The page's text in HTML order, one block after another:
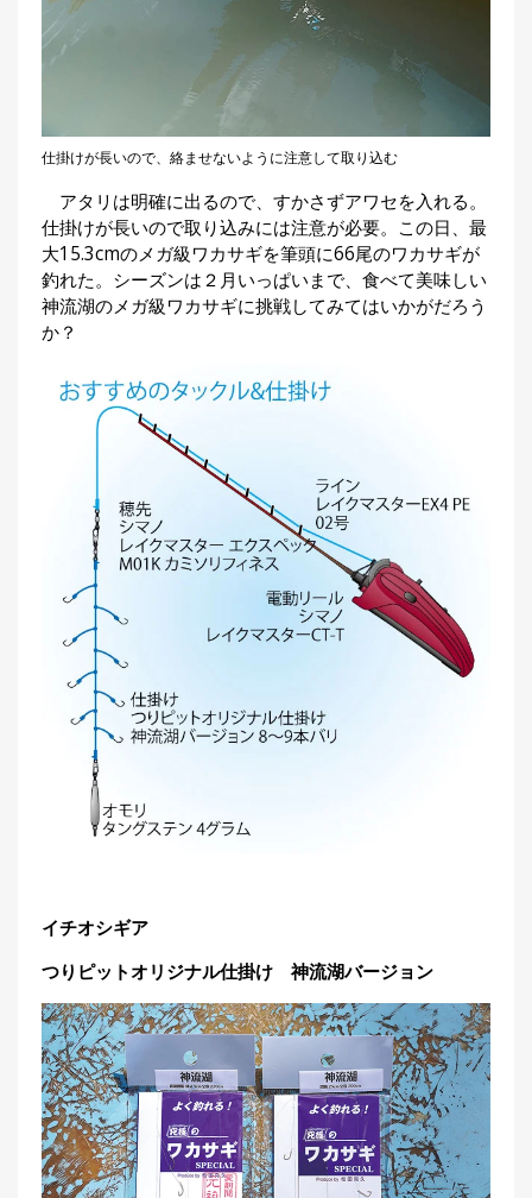
仕掛けが長いので、絡ませないように注意して取り込む
アタリは明確に出るので、すかさずアワセを入れる。
仕掛けが長いので取り込みには注意が必要。この日、最
大15.3cmのメガ級ワカサギを筆頭に66尾のワカサギが
釣れた。シーズンは２月いっぱいまで、食べて美味しい
神流湖のメガ級ワカサギに挑戦してみてはいかがだろう
か？
イチオシギア
つりピットオリジナル仕掛け 神流湖バージョン